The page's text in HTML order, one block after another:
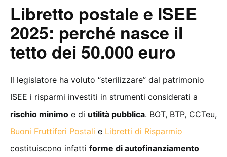
Libretto postale e ISEE
2025: perché nasce il
tetto dei 50.000 euro
Il legislatore ha voluto “sterilizzare” dal patrimonio
ISEE i risparmi investiti in strumenti considerati a
rischio minimo e di utilità pubblica. BOT, BTP, CCTeu,
Buoni Fruttiferi Postali e Libretti di Risparmio
costituiscono infatti forme di autofinanziamento